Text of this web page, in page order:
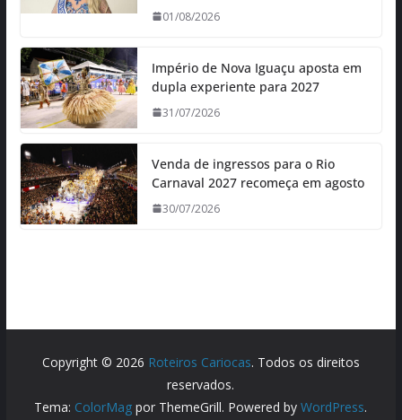
01/08/2026
Império de Nova Iguaçu aposta em
dupla experiente para 2027
31/07/2026
Venda de ingressos para o Rio
Carnaval 2027 recomeça em agosto
30/07/2026
Copyright © 2026 Roteiros Cariocas. Todos os direitos
reservados.
Tema: ColorMag por ThemeGrill. Powered byWordPress.